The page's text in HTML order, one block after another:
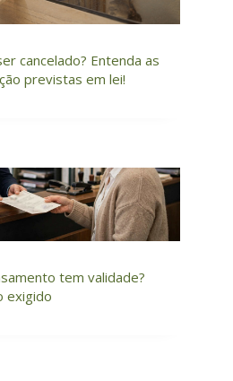
cancelado? Entenda as
previstas em lei!
tem validade?
exigido